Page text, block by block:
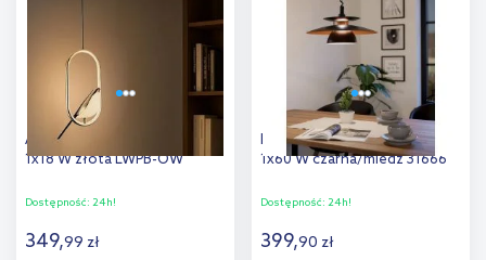
porównania porównania
Abigali Bird lampa wisząca
1x18 W złota LWPB-OW
Dostępność: 24h!
349,99 zł
Eglo Brenda lampa wisząca
1x60 W czarna/miedź 31666
Dostępność: 24h!
399,90 zł